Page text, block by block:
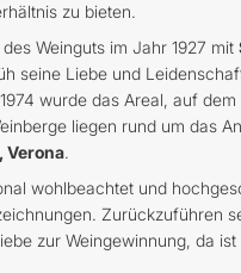
zu bieten.
Weinguts im Jahr 1927 mit
seine Liebe und
wurde das Areal, auf
liegen rund um das
Verona.
wohlbeachtet und
Zurückzuführen
zur Weingewinnung, da